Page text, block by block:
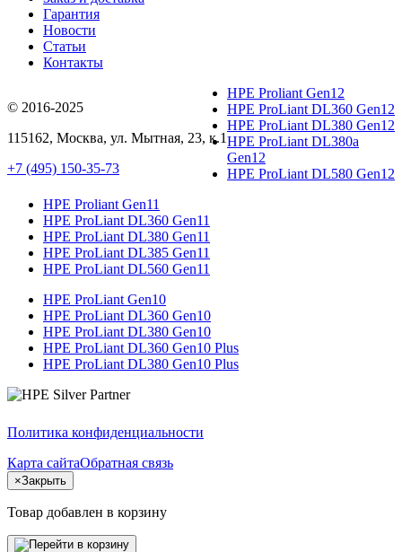
Гарантия
Новости
Статьи
Контакты
© 2016-2025
115162, Москва, ул. Мытная, 23, к.1
+7 (495) 150-35-73
HPE Proliant Gen12
HPE ProLiant DL360 Gen12
HPE ProLiant DL380 Gen12
HPE ProLiant DL380a
Gen12
HPE ProLiant DL580 Gen12
HPE Proliant Gen11
HPE ProLiant DL360 Gen11
HPE ProLiant DL380 Gen11
HPE ProLiant DL385 Gen11
HPE ProLiant DL560 Gen11
HPE ProLiant Gen10
HPE ProLiant DL360 Gen10
HPE ProLiant DL380 Gen10
HPE ProLiant DL360 Gen10 Plus
HPE ProLiant DL380 Gen10 Plus
Политика конфиденциальности
Карта сайтаОбратная связь
×Закрыть
Товар добавлен в корзину